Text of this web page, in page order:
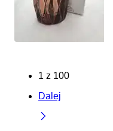
1 z 100
Dalej